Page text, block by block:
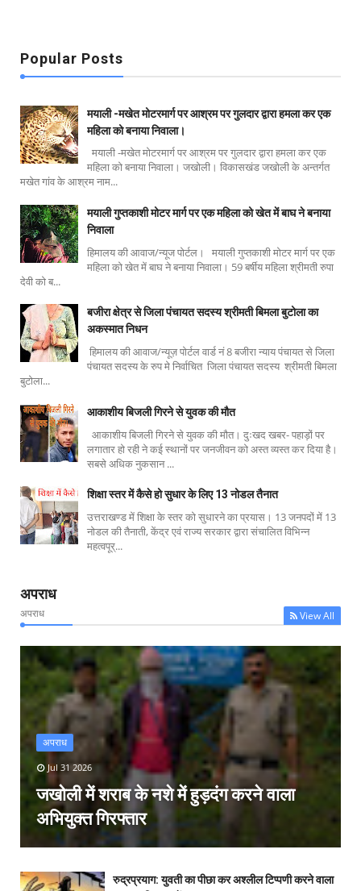
Popular Posts
मयाली -मखेत मोटरमार्ग पर आश्रम पर गुलदार द्वारा हमला कर एक
महिला को बनाया निवाला।
मयाली -मखेत मोटरमार्ग पर आश्रम पर गुलदार द्वारा हमला कर एक
महिला को बनाया निवाला। जखोली। विकासखंड जखोली के अन्तर्गत
मखेत गांव के आश्रम नाम...
मयाली गुप्तकाशी मोटर मार्ग पर एक महिला को खेत में बाघ ने बनाया
निवाला
हिमालय की आवाज/न्यूज पोर्टल। मयाली गुप्तकाशी मोटर मार्ग पर एक
महिला को खेत में बाघ ने बनाया निवाला। 59 बर्षीय महिला श्रीमती रुपा
देवी को ब...
बजीरा क्षेत्र से जिला पंचायत सदस्य श्रीमती बिमला बुटोला का
अकस्मात निधन
हिमालय की आवाज/न्यूज़ पोर्टल वार्ड नं 8 बजीरा न्याय पंचायत से जिला
पंचायत सदस्य के रुप मे निर्वाचित जिला पंचायत सदस्य श्रीमती बिमला
बुटोला...
आकाशीय बिजली गिरने से युवक की मौत
आकाशीय बिजली गिरने से युवक की मौत। दुःखद खबर- पहाड़ों पर
लगातार हो रही ने कई स्थानों पर जनजीवन को अस्त व्यस्त कर दिया है।
सबसे अधिक नुकसान ...
शिक्षा स्तर में कैसे हो सुधार के लिए 13 नोडल तैनात
उत्तराखण्ड में शिक्षा के स्तर को सुधारने का प्रयास। 13 जनपदों में 13
नोडल की तैनाती, केंद्र एवं राज्य सरकार द्वारा संचालित विभिन्न
महत्वपूर्...
अपराध
अपराध View All
अपराध
Jul 31 2026
जखोली में शराब के नशे में हुड़दंग करने वाला
अभियुक्त गिरफ्तार
रुद्रप्रयाग: युवती का पीछा कर अश्लील टिप्पणी करने वाला